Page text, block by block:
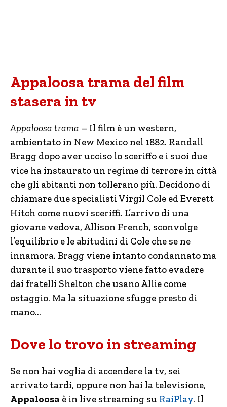
Appaloosa trama del film
stasera in tv
Appaloosa trama – Il film è un western,
ambientato in New Mexico nel 1882. Randall
Bragg dopo aver ucciso lo sceriffo e i suoi due
vice ha instaurato un regime di terrore in città
che gli abitanti non tollerano più. Decidono di
chiamare due specialisti Virgil Cole ed Everett
Hitch come nuovi sceriffi. L’arrivo di una
giovane vedova, Allison French, sconvolge
l’equilibrio e le abitudini di Cole che se ne
innamora. Bragg viene intanto condannato ma
durante il suo trasporto viene fatto evadere
dai fratelli Shelton che usano Allie come
ostaggio. Ma la situazione sfugge presto di
mano…
Dove lo trovo in streaming
Se non hai voglia di accendere la tv, sei
arrivato tardi, oppure non hai la televisione,
Appaloosa è in live streaming su RaiPlay. Il